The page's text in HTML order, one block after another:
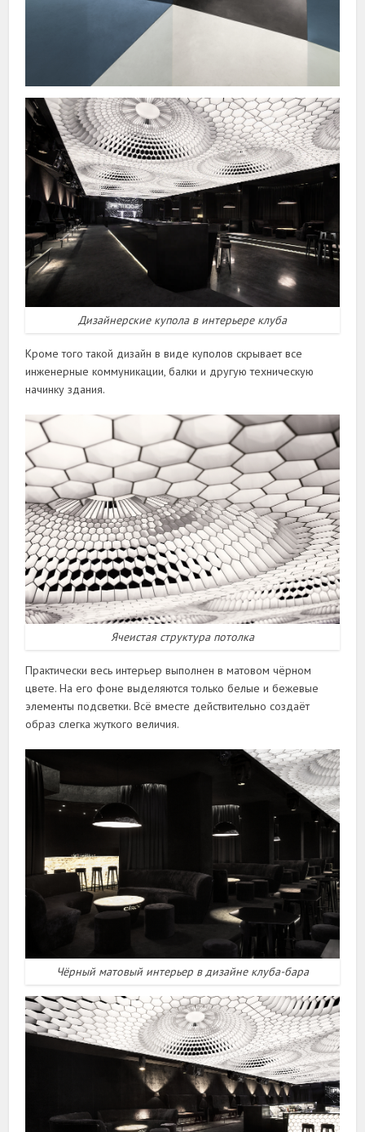
Дизайнерские купола в интерьере клуба
Кроме того такой дизайн в виде куполов скрывает все
инженерные коммуникации, балки и другую техническую
начинку здания.
Ячеистая структура потолка
Практически весь интерьер выполнен в матовом чёрном
цвете. На его фоне выделяются только белые и бежевые
элементы подсветки. Всё вместе действительно создаёт
образ слегка жуткого величия.
Чёрный матовый интерьер в дизайне клуба-бара